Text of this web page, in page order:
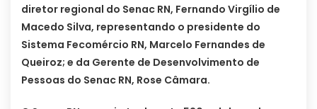
diretor regional do Senac RN, Fernando Virgílio de
Macedo Silva, representando o presidente do
Sistema Fecomércio RN, Marcelo Fernandes de
Queiroz; e da Gerente de Desenvolvimento de
Pessoas do Senac RN, Rose Câmara.